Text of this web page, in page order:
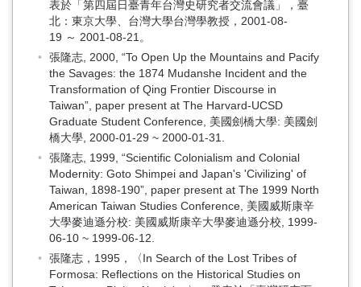
表於「第四屆日臺青年台灣史研究者交流會議」，臺
北：東京大學、台灣大學台灣學教授，2001-08-
19 ～ 2001-08-21。
張隆志, 2000, “To Open Up the Mountains and Pacify
the Savages: the 1874 Mudanshe Incident and the
Transformation of Qing Frontier Discourse in
Taiwan”, paper present at The Harvard-UCSD
Graduate Student Conference, 美國劍橋大學: 美國劍
橋大學, 2000-01-29 ~ 2000-01-31.
張隆志, 1999, “Scientific Colonialism and Colonial
Modernity: Goto Shimpei and Japan's 'Civilizing' of
Taiwan, 1898-190”, paper present at The 1999 North
American Taiwan Studies Conference, 美國威斯康辛
大學麥迪遜分校: 美國威斯康辛大學麥迪遜分校, 1999-
06-10 ~ 1999-06-12.
張隆志，1995，〈In Search of the Lost Tribes of
Formosa: Reflections on the Historical Studies on